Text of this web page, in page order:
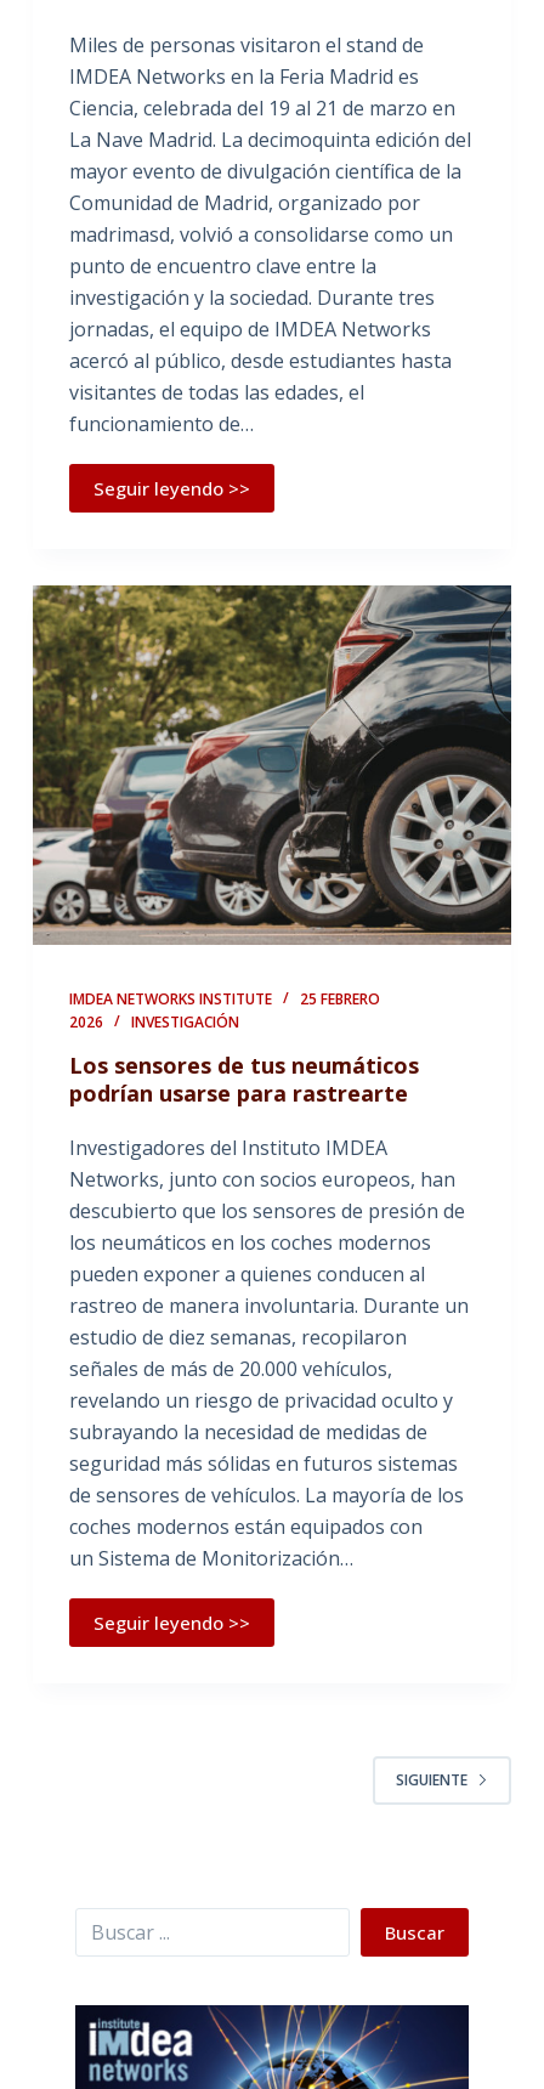
Miles de personas visitaron el stand de
IMDEA Networks en la Feria Madrid es
Ciencia, celebrada del 19 al 21 de marzo en
La Nave Madrid. La decimoquinta edición del
mayor evento de divulgación científica de la
Comunidad de Madrid, organizado por
madrimasd, volvió a consolidarse como un
punto de encuentro clave entre la
investigación y la sociedad. Durante tres
jornadas, el equipo de IMDEA Networks
acercó al público, desde estudiantes hasta
visitantes de todas las edades, el
funcionamiento de…
Seguir leyendo >>
IMDEA NETWORKS INSTITUTE
25 FEBRERO
2026
INVESTIGACIÓN
Los sensores de tus neumáticos
podrían usarse para rastrearte
Investigadores del Instituto IMDEA
Networks, junto con socios europeos, han
descubierto que los sensores de presión de
los neumáticos en los coches modernos
pueden exponer a quienes conducen al
rastreo de manera involuntaria. Durante un
estudio de diez semanas, recopilaron
señales de más de 20.000 vehículos,
revelando un riesgo de privacidad oculto y
subrayando la necesidad de medidas de
seguridad más sólidas en futuros sistemas
de sensores de vehículos. La mayoría de los
coches modernos están equipados con
un Sistema de Monitorización…
Seguir leyendo >>
SIGUIENTE
Buscar Buscar